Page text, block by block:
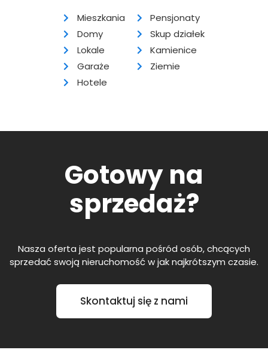
Mieszkania
Domy
Lokale
Garaże
Hotele
Pensjonaty
Skup działek
Kamienice
Ziemie
Gotowy na
sprzedaż?
Nasza oferta jest popularna pośród osób, chcących
sprzedać swoją nieruchomość w jak najkrótszym czasie.
Skontaktuj się z nami